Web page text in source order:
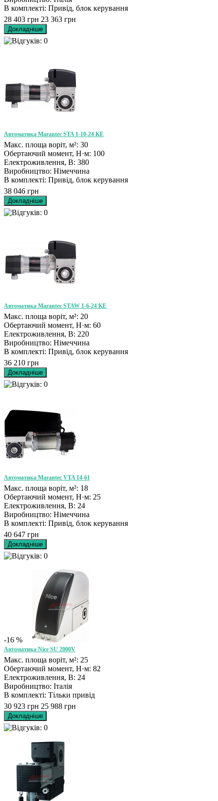
В комплекті: Привід, блок керування
28 403 грн 23 363 грн
Автоматика Marantec STA 1-10-24 KE
Макс. площа воріт, м²: 30
Обертаючий момент, Н·м: 100
Електроживлення, В: 380
Виробництво: Німеччина
В комплекті: Привід, блок керування
38 046 грн
Автоматика Marantec STAW 1-6-24 KE
Макс. площа воріт, м²: 20
Обертаючий момент, Н·м: 60
Електроживлення, В: 220
Виробництво: Німеччина
В комплекті: Привід, блок керування
36 210 грн
Автоматика Marantec VTA 14-61
Макс. площа воріт, м²: 18
Обертаючий момент, Н·м: 25
Електроживлення, В: 24
Виробництво: Німеччина
В комплекті: Привід, блок керування
40 647 грн
-16 %
Автоматика Nice SU 2000V
Макс. площа воріт, м²: 25
Обертаючий момент, Н·м: 82
Електроживлення, В: 24
Виробництво: Італія
В комплекті: Тільки привід
30 923 грн 25 988 грн